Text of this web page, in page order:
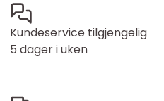
Kundeservice tilgjengelig
5 dager i uken